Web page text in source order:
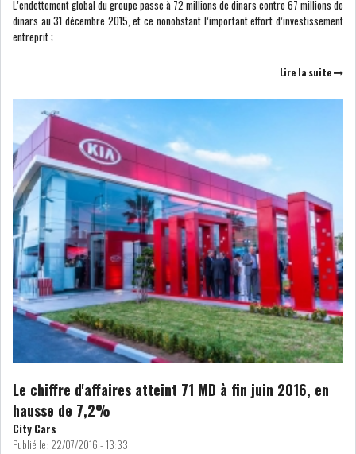
FINANCE
FISCALITE
ENTRÉE EN VIGUEUR DE LA
TAXE SUR LE PATR...
FISCALITÉ : LONGUE LISTE
DES ACTIVITÉS Q...
BOURSE DE TUNIS : UN OUTIL
DE FINANCEMEN...
L’endettement global du groupe passe à 72 millions de dinars contre 67 millions de
dinars au 31 décembre 2015, et ce nonobstant l’important effort d’investissement
entreprit ;
Lire la suite
Le chiffre d'affaires atteint 71 MD à fin juin 2016, en
hausse de 7,2%
City Cars
Publié le: 22/07/2016 - 13:33